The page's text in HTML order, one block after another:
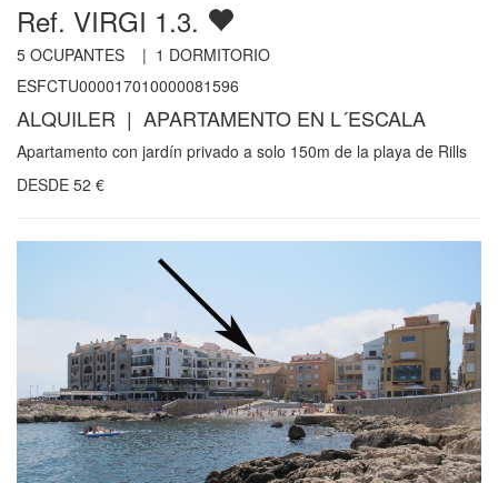
Ref. VIRGI 1.3.
5 OCUPANTES | 1 DORMITORIO
ESFCTU000017010000081596
ALQUILER | APARTAMENTO EN L´ESCALA
Apartamento con jardín privado a solo 150m de la playa de Rills
DESDE 52 €